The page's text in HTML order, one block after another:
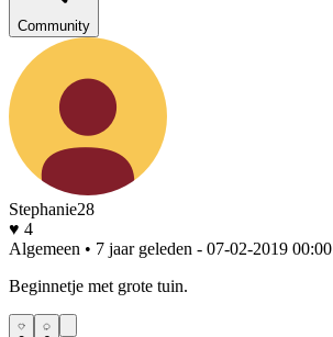
Community
Stephanie28
♥ 4
Algemeen • 7 jaar geleden - 07-02-2019 00:00
Beginnetje met grote tuin.